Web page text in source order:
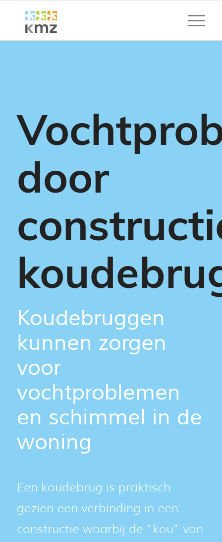
door
Koudebruggen
kunnen zorgen
voor
vochtproblemen
en schimmel in de
woning
Een koudebrug is praktisch
gezien een verbinding in een
constructie waarbij de “kou” van